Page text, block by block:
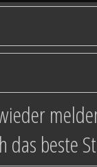
beste